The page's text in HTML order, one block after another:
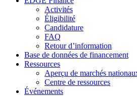
Activités
Éligibilité
Candidature
FAQ
Retour d’information
Base de données de financement
Ressources
Aperçu de marchés
Centre de ressources
Événements